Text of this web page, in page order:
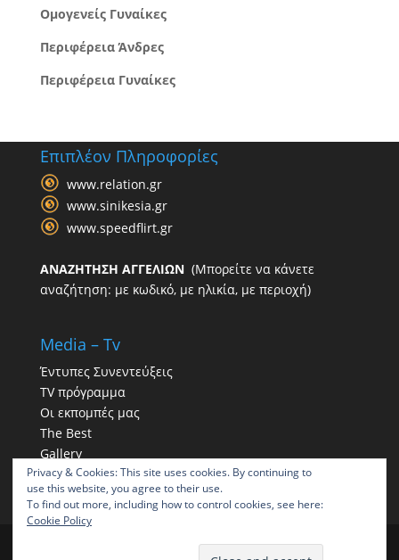
Ομογενείς Γυναίκες
Περιφέρεια Άνδρες
Περιφέρεια Γυναίκες
Επιπλέον Πληροφορίες
www.relation.gr
www.sinikesia.gr
www.speedflirt.gr
ΑΝΑΖΗΤΗΣΗ ΑΓΓΕΛΙΩΝ(Μπορείτε να κάνετε
αναζήτηση: με κωδικό, με ηλικία, με περιοχή)
Media – Tv
Έντυπες Συνεντεύξεις
TV πρόγραμμα
Οι εκπομπές μας
The Best
Gallery
Η παρουσία μας στα social
Privacy & Cookies: This site uses cookies. By continuing to
use this website, you agree to their use.
To find out more, including how to control cookies, see here:
Cookie Policy